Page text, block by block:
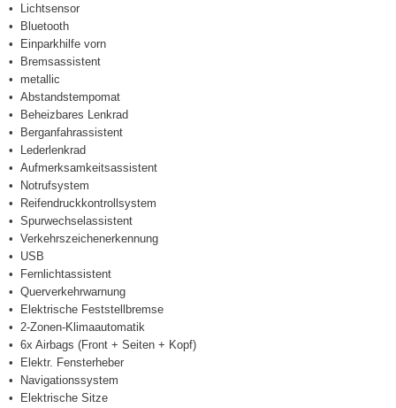
Lichtsensor
Bluetooth
Einparkhilfe vorn
Bremsassistent
metallic
Abstandstempomat
Beheizbares Lenkrad
Berganfahrassistent
Lederlenkrad
Aufmerksamkeitsassistent
Notrufsystem
Reifendruckkontrollsystem
Spurwechselassistent
Verkehrszeichenerkennung
USB
Fernlichtassistent
Querverkehrwarnung
Elektrische Feststellbremse
2-Zonen-Klimaautomatik
6x Airbags (Front + Seiten + Kopf)
Elektr. Fensterheber
Navigationssystem
Elektrische Sitze